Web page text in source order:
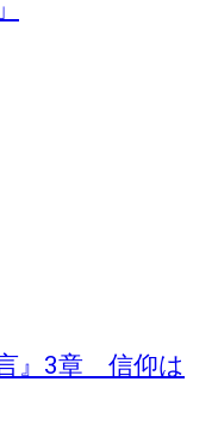
』3章 信仰は